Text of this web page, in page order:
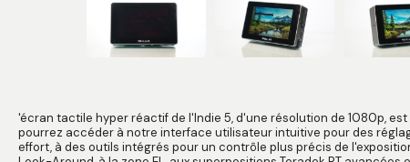
'écran tactile hyper réactif de l'Indie 5, d'une résolution de 1080p, est
pourrez accéder à notre interface utilisateur intuitive pour des
effort, à des outils intégrés pour un contrôle plus précis de